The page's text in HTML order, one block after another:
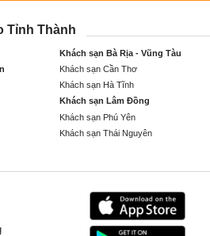
Tỉnh Thành
Khách sạn Bà Rịa - Vũng Tàu
Khách sạn Cần Thơ
Khách sạn Hà Tĩnh
Khách sạn Lâm Đồng
Khách sạn Phú Yên
Khách sạn Thái Nguyên